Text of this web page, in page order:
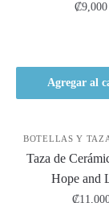
₡9,000
Agregar al
BOTELLAS Y
Taza de
Hope and
₡